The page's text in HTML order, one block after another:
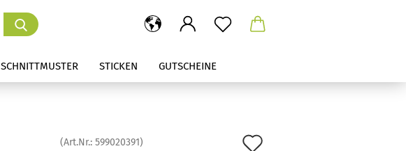
SCHNITTMUSTER STICKEN GUTSCHEINE
(Art.Nr.: 599020391)